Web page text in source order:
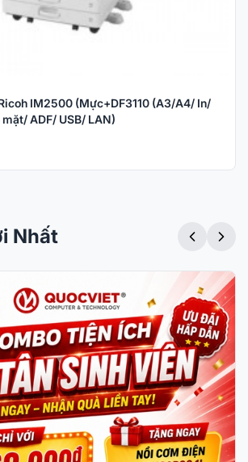
IM2500 (Mực+DF3110 (A3/A4/ In/
ADF/ USB/ LAN)
Nhất